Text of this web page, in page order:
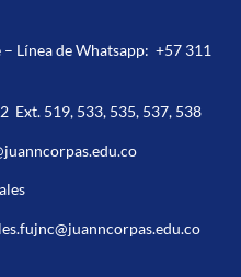
Línea de Whatsapp:+57 311
Ext. 519, 533, 535, 537, 538